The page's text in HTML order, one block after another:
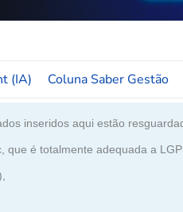
(IA) Coluna Saber Gestão
inseridos aqui estão
que é totalmente adequada a